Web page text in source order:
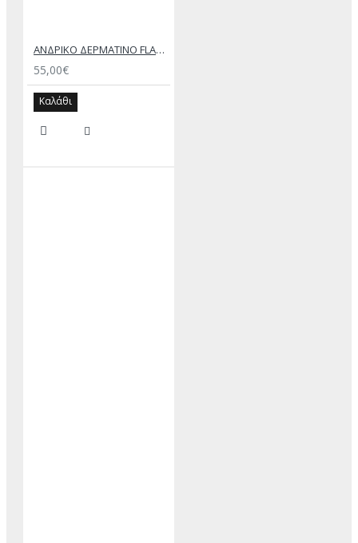
ΑΝΔΡΙΚΟ ΔΕΡΜΑΤΙΝΟ FLAT ΣΑΝΔΑΛΙ ΜΑΥΡΟ ΔΟΥΚΑΣ
55,00€
Καλάθι